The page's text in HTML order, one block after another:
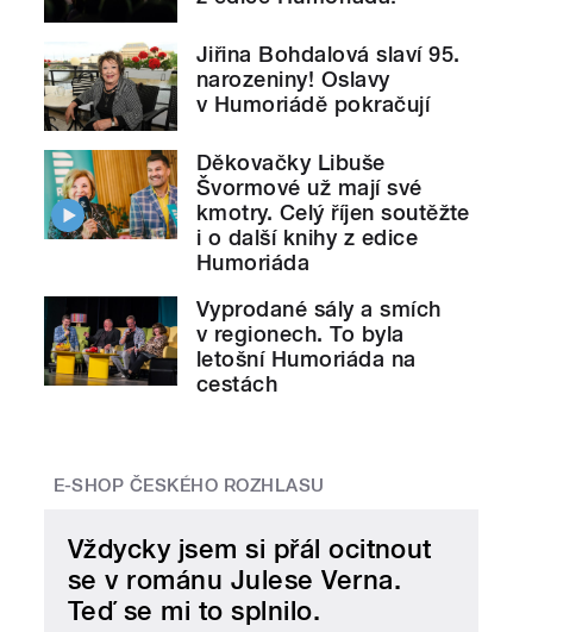
Jiřina Bohdalová slaví 95.
narozeniny! Oslavy
v Humoriádě pokračují
Děkovačky Libuše
Švormové už mají své
kmotry. Celý říjen soutěžte
i o další knihy z edice
Humoriáda
Vyprodané sály a smích
v regionech. To byla
letošní Humoriáda na
cestách
E-SHOP ČESKÉHO ROZHLASU
Vždycky jsem si přál ocitnout
se v románu Julese Verna.
Teď se mi to splnilo.